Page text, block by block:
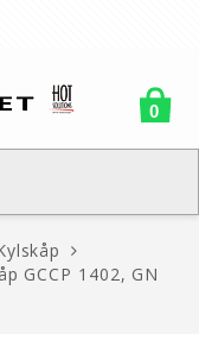
0
GCCP 1402, GN